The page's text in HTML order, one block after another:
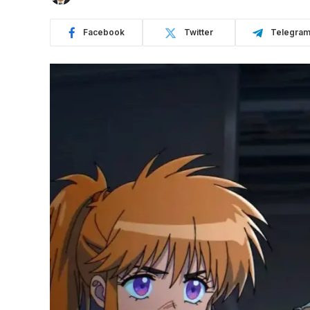
Facebook Twitter Telegram